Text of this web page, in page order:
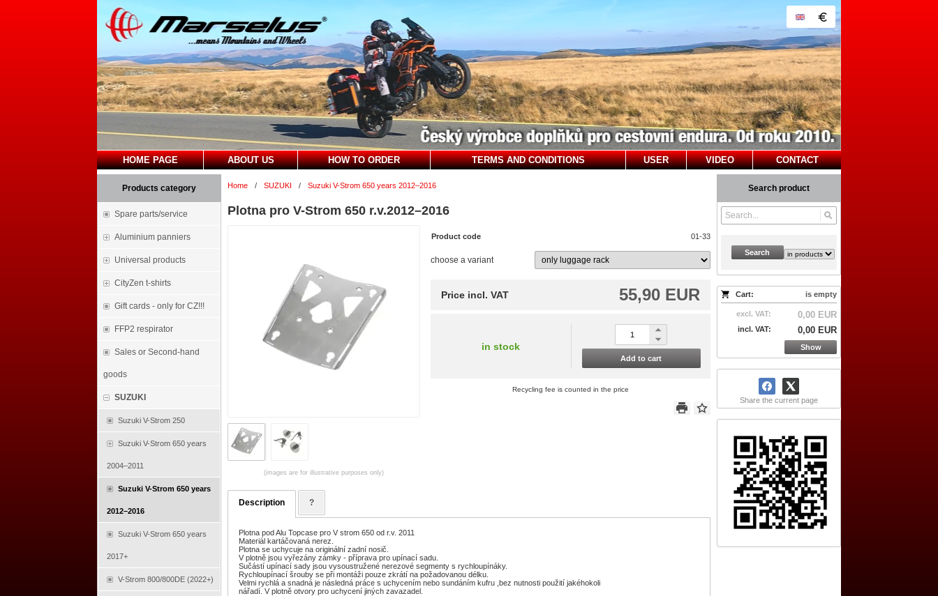
HOME PAGE ABOUT US HOW TO ORDER TERMS AND CONDITIONS USER VIDEO CONTACT
Products category
Spare parts/service
Aluminium panniers
Universal products
CityZen t-shirts
Gift cards - only for CZ!!!
FFP2 respirator
Sales or Second-hand
goods
SUZUKI
Suzuki V-Strom 250
Suzuki V-Strom 650 years
2004–2011
Suzuki V-Strom 650 years
2012–2016
Suzuki V-Strom 650 years
2017+
V-Strom 800/800DE (2022+)
Search product
Search
Cart: is empty
excl. VAT: 0,00 EUR
incl. VAT: 0,00 EUR
Show
Share the current page
Home / SUZUKI / Suzuki V-Strom 650 years 2012–2016
Plotna pro V-Strom 650 r.v.2012–2016
(images are for illustrative purposes only)
Product code 01-33
choose a variant
55,90 EUR
Price incl. VAT
in stock
Add to cart
Recycling fee is counted in the price
Description ?
Plotna pod Alu Topcase pro V strom 650 od r.v. 2011
Materiál kartáčovaná nerez.
Plotna se uchycuje na originální zadní nosič.
V plotně jsou vyřezány zámky - příprava pro upínací sadu.
Sučástí upínací sady jsou vysoustružené nerezové segmenty s rychloupínáky.
Rychloupínací šrouby se při montáži pouze zkrátí na požadovanou délku.
Velmi rychlá a snadná je následná práce s uchycením nebo sundáním kufru ,bez nutnosti použití jakéhokoli
nářadí. V plotně otvory pro uchycení jiných zavazadel.